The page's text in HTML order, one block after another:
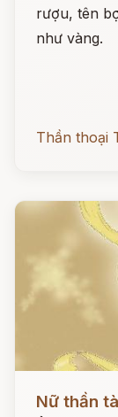
rượu, tên
như vàng.
Thần thoại
Nữ thần